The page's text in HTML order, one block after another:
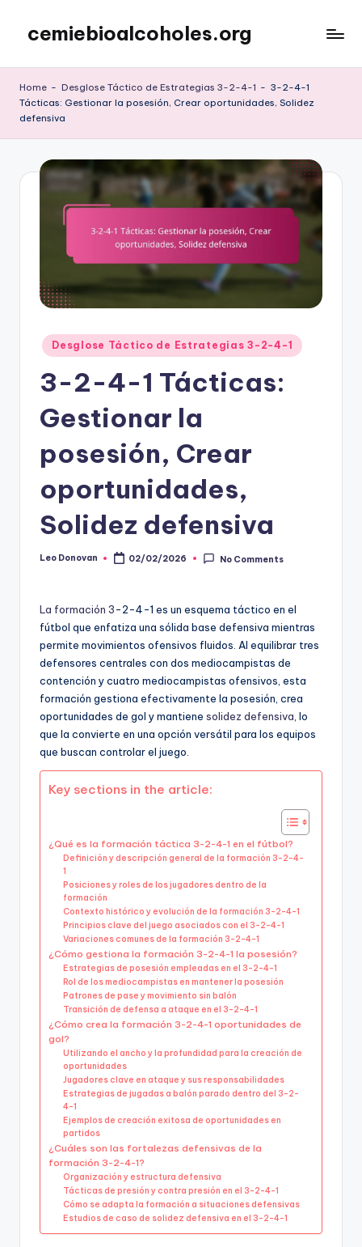
content
cemiebioalcoholes.org
Home - Desglose Táctico de Estrategias 3-2-4-1 - 3-2-4-1
Tácticas: Gestionar la posesión, Crear oportunidades, Solidez
defensiva
Posted
in
Desglose Táctico de Estrategias 3-2-4-1
3-2-4-1 Tácticas:
Gestionar la
posesión, Crear
oportunidades,
Solidez defensiva
Posted
Leo Donovan 02/02/2026 No Comments
La formación 3-2-4-1 es un esquema táctico en el
fútbol que enfatiza una sólida base defensiva mientras
permite movimientos ofensivos fluidos. Al equilibrar tres
defensores centrales con dos mediocampistas de
contención y cuatro mediocampistas ofensivos, esta
formación gestiona efectivamente la posesión, crea
oportunidades de gol y mantiene solidez defensiva , lo
que la convierte en una opción versátil para los equipos
que buscan controlar el juego.
Key sections in the article:
¿Qué es la formación táctica 3-2-4-1 en el fútbol?
Definición y descripción general de la formación 3-2-4-
1
Posiciones y roles de los jugadores dentro de la
formación
Contexto histórico y evolución de la formación 3-2-4-1
Principios clave del juego asociados con el 3-2-4-1
Variaciones comunes de la formación 3-2-4-1
¿Cómo gestiona la formación 3-2-4-1 la posesión?
Estrategias de posesión empleadas en el 3-2-4-1
Rol de los mediocampistas en mantener la posesión
Patrones de pase y movimiento sin balón
Transición de defensa a ataque en el 3-2-4-1
¿Cómo crea la formación 3-2-4-1 oportunidades de
gol?
Utilizando el ancho y la profundidad para la creación de
oportunidades
Jugadores clave en ataque y sus responsabilidades
Estrategias de jugadas a balón parado dentro del 3-2-
4-1
Ejemplos de creación exitosa de oportunidades en
partidos
¿Cuáles son las fortalezas defensivas de la
formación 3-2-4-1?
Organización y estructura defensiva
Tácticas de presión y contra presión en el 3-2-4-1
Cómo se adapta la formación a situaciones defensivas
Estudios de caso de solidez defensiva en el 3-2-4-1